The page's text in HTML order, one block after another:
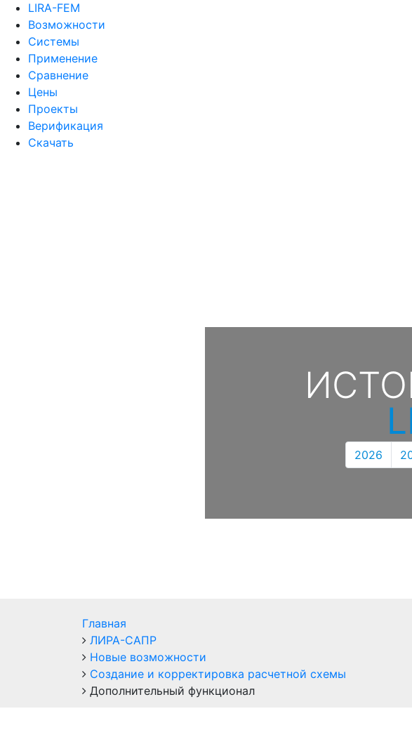
LIRA-FEM
Возможности
Cистемы
Применение
Сравнение
Цены
Проекты
Верификация
Скачать
2026
Главная
ЛИРА-САПР
Новые возможности
Создание и корректировка расчетной схемы
Дополнительный функционал